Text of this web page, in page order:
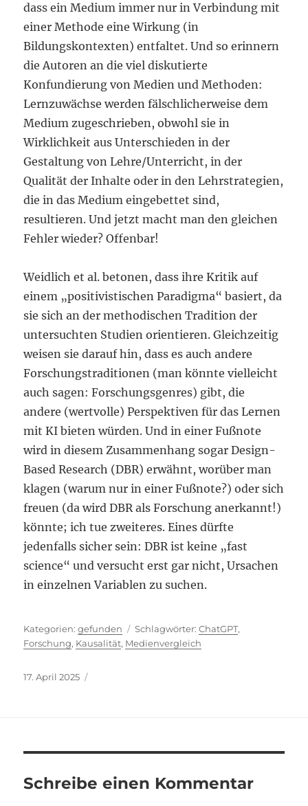
dass ein Medium immer nur in Verbindung mit
einer Methode eine Wirkung (in
Bildungskontexten) entfaltet. Und so erinnern
die Autoren an die viel diskutierte
Konfundierung von Medien und Methoden:
Lernzuwächse werden fälschlicherweise dem
Medium zugeschrieben, obwohl sie in
Wirklichkeit aus Unterschieden in der
Gestaltung von Lehre/Unterricht, in der
Qualität der Inhalte oder in den Lehrstrategien,
die in das Medium eingebettet sind,
resultieren. Und jetzt macht man den gleichen
Fehler wieder? Offenbar!
Weidlich et al. betonen, dass ihre Kritik auf
einem „positivistischen Paradigma“ basiert, da
sie sich an der methodischen Tradition der
untersuchten Studien orientieren. Gleichzeitig
weisen sie darauf hin, dass es auch andere
Forschungstraditionen (man könnte vielleicht
auch sagen: Forschungsgenres) gibt, die
andere (wertvolle) Perspektiven für das Lernen
mit KI bieten würden. Und in einer Fußnote
wird in diesem Zusammenhang sogar Design-
Based Research (DBR) erwähnt, worüber man
klagen (warum nur in einer Fußnote?) oder sich
freuen (da wird DBR als Forschung anerkannt!)
könnte; ich tue zweiteres. Eines dürfte
jedenfalls sicher sein: DBR ist keine „fast
science“ und versucht erst gar nicht, Ursachen
in einzelnen Variablen zu suchen.
Kategorien
gefunden Schlagwörter
ChatGPT,
Forschung, Kausalität, Medienvergleich
Veröffentlicht
17. April 2025
Schreibe einen Kommentar